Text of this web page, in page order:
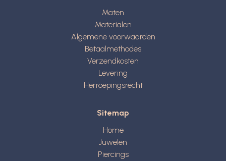
Maten
Materialen
Algemene voorwaarden
Betaalmethodes
Verzendkosten
Levering
Herroepingsrecht
Sitemap
Home
Juwelen
Piercings